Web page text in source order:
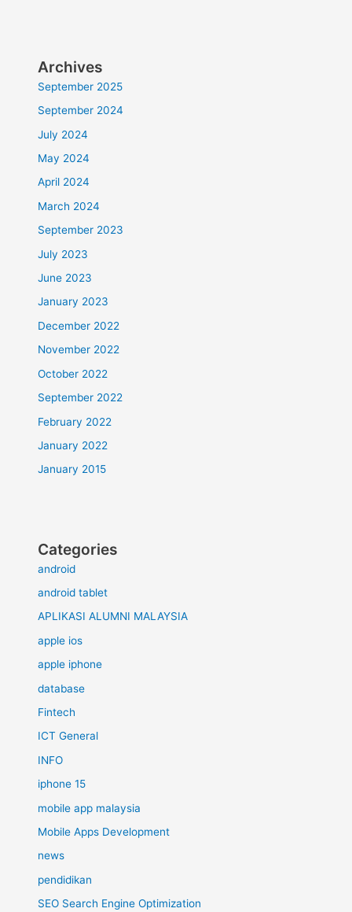
Archives
September 2025
September 2024
July 2024
May 2024
April 2024
March 2024
September 2023
July 2023
June 2023
January 2023
December 2022
November 2022
October 2022
September 2022
February 2022
January 2022
January 2015
Categories
android
android tablet
APLIKASI ALUMNI MALAYSIA
apple ios
apple iphone
database
Fintech
ICT General
INFO
iphone 15
mobile app malaysia
Mobile Apps Development
news
pendidikan
SEO Search Engine Optimization